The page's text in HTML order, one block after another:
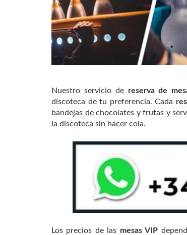
Nuestro servicio de reserva de
discoteca de tu preferencia. Cada
bandejas de chocolates y frutas y
la discoteca sin hacer cola.
Los precios de las mesas VIP